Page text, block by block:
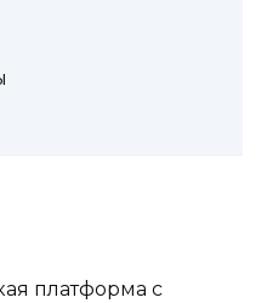
платформа с